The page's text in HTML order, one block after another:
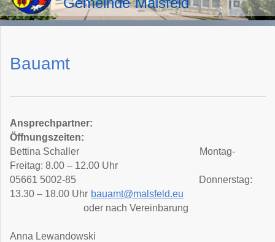
Bauamt
Ansprechpartner:
Öffnungszeiten:
Bettina Schaller Montag-
Freitag: 8.00 – 12.00 Uhr
05661 5002-85 Donnerstag:
13.30 – 18.00 Uhr bauamt@malsfeld.eu
oder nach Vereinbarung
Anna Lewandowski